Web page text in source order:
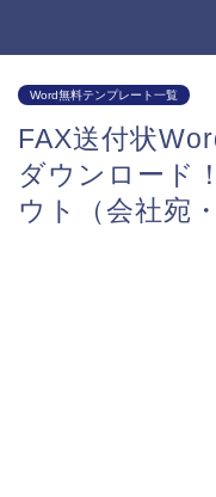
Word無料テンプレート一覧
FAX送付状
ダウンロード
ウト（会社宛